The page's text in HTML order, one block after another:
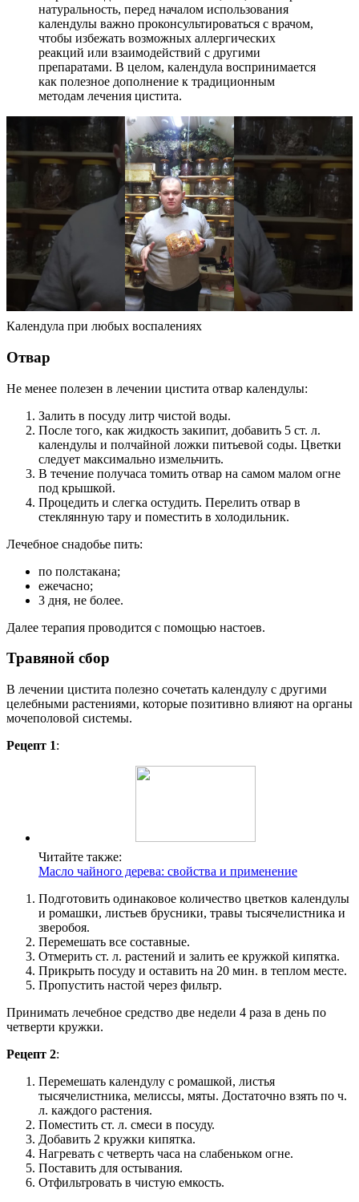
натуральность, перед началом использования
календулы важно проконсультироваться с врачом,
чтобы избежать возможных аллергических
реакций или взаимодействий с другими
препаратами. В целом, календула воспринимается
как полезное дополнение к традиционным
методам лечения цистита.
Календула при любых воспалениях
Отвар
Не менее полезен в лечении цистита отвар календулы:
Залить в посуду литр чистой воды.
После того, как жидкость закипит, добавить 5 ст. л.
календулы и полчайной ложки питьевой соды. Цветки
следует максимально измельчить.
В течение получаса томить отвар на самом малом огне
под крышкой.
Процедить и слегка остудить. Перелить отвар в
стеклянную тару и поместить в холодильник.
Лечебное снадобье пить:
по полстакана;
ежечасно;
3 дня, не более.
Далее терапия проводится с помощью настоев.
Травяной сбор
В лечении цистита полезно сочетать календулу с другими
целебными растениями, которые позитивно влияют на органы
мочеполовой системы.
Рецепт 1:
Читайте также:
Масло чайного дерева: свойства и применение
Подготовить одинаковое количество цветков календулы
и ромашки, листьев брусники, травы тысячелистника и
зверобоя.
Перемешать все составные.
Отмерить ст. л. растений и залить ее кружкой кипятка.
Прикрыть посуду и оставить на 20 мин. в теплом месте.
Пропустить настой через фильтр.
Принимать лечебное средство две недели 4 раза в день по
четверти кружки.
Рецепт 2:
Перемешать календулу с ромашкой, листья
тысячелистника, мелиссы, мяты. Достаточно взять по ч.
л. каждого растения.
Поместить ст. л. смеси в посуду.
Добавить 2 кружки кипятка.
Нагревать с четверть часа на слабеньком огне.
Поставить для остывания.
Отфильтровать в чистую емкость.